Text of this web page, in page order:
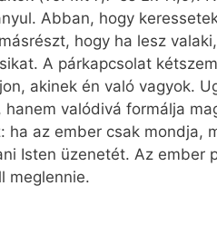
Abban, hogy
hogy ha lesz
A párkapcsolat
akinek én való vagyok.
valódivá formálja
ha az ember csak
Isten üzenetét. Az
meglennie.